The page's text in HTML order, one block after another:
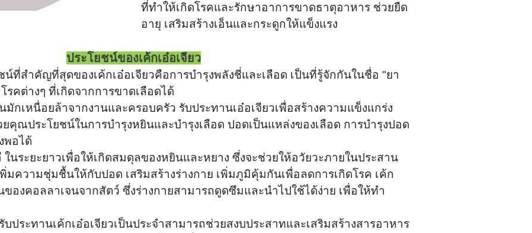
ที่ทำให้เกิดโรคและรักษาอาการขาดธาตุอาหาร ช่วยยืด
อายุ เสริมสร้างเอ็นและกระดูกให้แข็งแรง
ประโยชน์ของเค้กเอ๋อเจียว
น์ที่สำคัญที่สุดของเค้กเอ๋อเจียวคือการบำรุงพลังชี่และเลือด เป็นที่รู้จักกันในชื่อ "ยา
รคต่างๆ ที่เกิดจากการขาดเลือดได้
กเหนื่อยล้าจากงานและครอบครัว รับประทานเอ๋อเจียวเพื่อสร้างความแข็งแกร่ง
คุณประโยชน์ในการบำรุงหยินและบำรุงเลือด ปอดเป็นแหล่งของเลือด การบำรุงปอด
พอได้
นระยะยาวเพื่อให้เกิดสมดุลของหยินและหยาง ซึ่งจะช่วยให้อวัยวะภายในประสาน
มความชุ่มชื้นให้กับปอด เสริมสร้างร่างกาย เพิ่มภูมิคุ้มกันเพื่อลดการเกิดโรค เค้ก
องคอลลาเจนจากสัตว์ ซึ่งร่างกายสามารถดูดซึมและนำไปใช้ได้ง่าย เพื่อให้ทำ
ประทานเค้กเอ๋อเจียวเป็นประจำสามารถช่วยสงบประสาทและเสริมสร้างสารอาหาร